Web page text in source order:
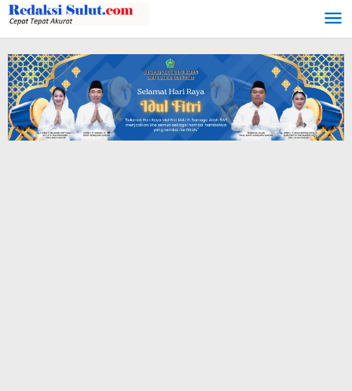
Lewati
ke
konten